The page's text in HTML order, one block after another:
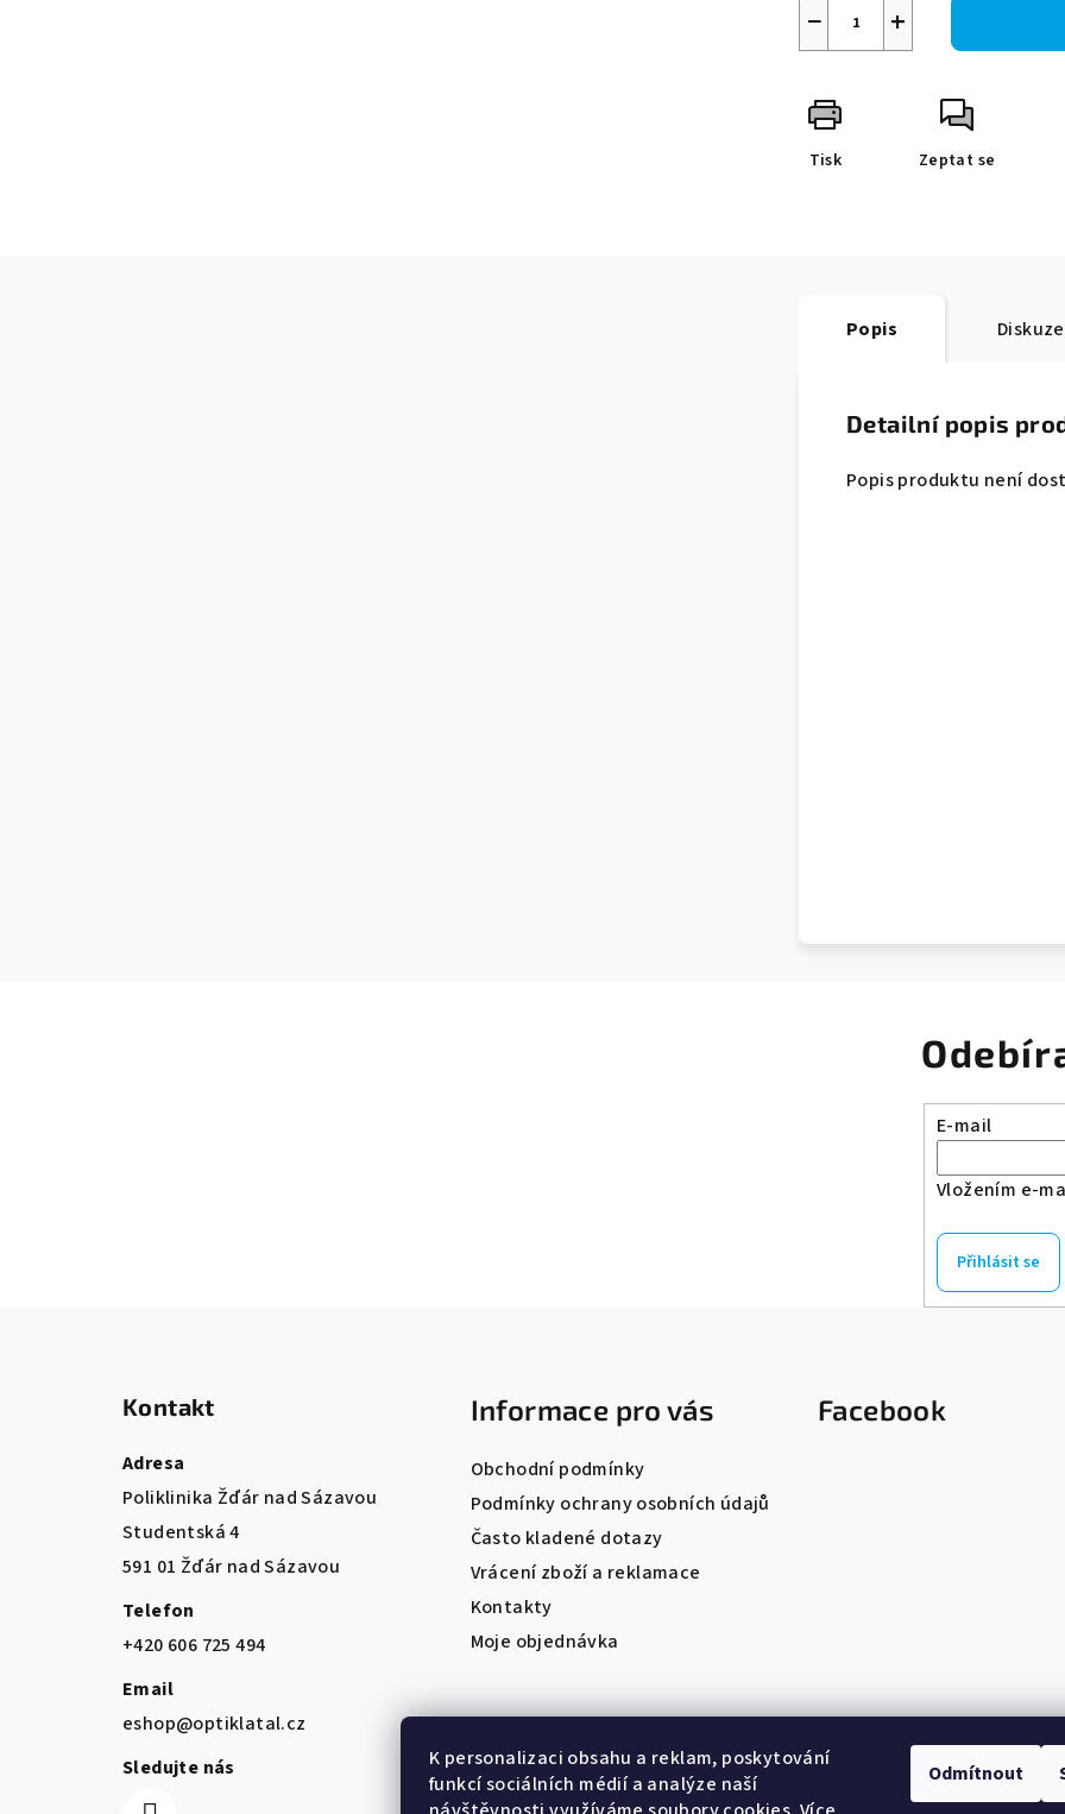
K personalizaci obsahu a reklam, poskytování
funkcí sociálních médií a analýze naší
Odmítnout
+
−
Tisk Zeptat se
Popis Diskuze
Detailní popis
Popis produktu není
E-mail
Vložením e-
Přihlásit se
Kontakt
Adresa
Poliklinika Žďár nad Sázavou
Studentská 4
591 01 Žďár nad Sázavou
Telefon
+420 606 725 494
Email
eshop@optiklatal.cz
Sledujte nás
Informace pro vás
Obchodní podmínky
Podmínky ochrany osobních údajů
Často kladené dotazy
Vrácení zboží a reklamace
Kontakty
Moje objednávka
Facebook